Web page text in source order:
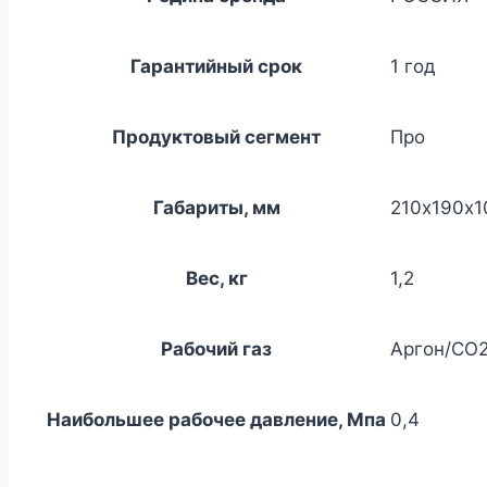
Гарантийный срок 1 год
Продуктовый сегмент Про
Габариты, мм
Вес, кг 1,2
Рабочий газ Аргон/
Наибольшее рабочее давление, Мпа 0,4